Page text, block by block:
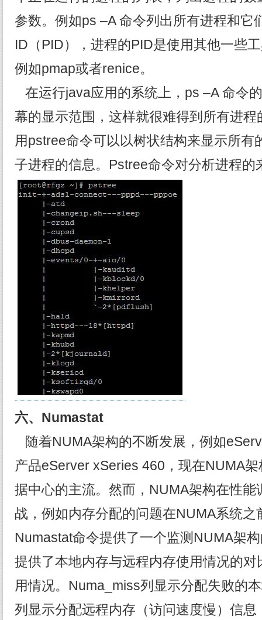
参数。例如ps –A 命令列出所有进程和它
ID（PID），进程的PID是使用其他一些
例如pmap或者renice。
在运行java应用的系统上，ps –A 命令
幕的显示范围，这样就很难得到所有进
用pstree命令可以以树状结构来显示所有
子进程的信息。Pstree命令对分析进程的
六、Numastat
随着NUMA架构的不断发展，例如
产品eServer xSeries 460，现在NUMA
据中心的主流。然而，NUMA架构在性能
战，例如内存分配的问题在NUMA系统之
Numastat命令提供了一个监测NUMA架
提供了本地内存与远程内存使用情况的
用情况。Numa_miss列显示分配失败的
列显示分配远程内存（访问速度慢）信